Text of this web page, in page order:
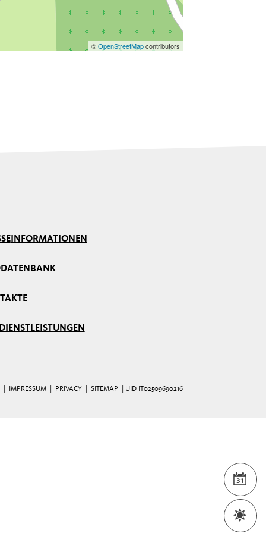
©OpenStreetMapcontributors
INFORMATIONEN
IMPRESSUM PRIVACY SITEMAP | UID IT02509690216